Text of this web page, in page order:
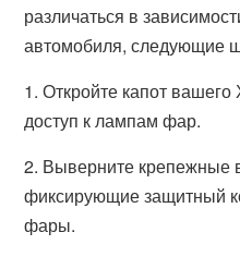
различаться в
автомобиля, следующие
1. Откройте капот
доступ к лампам фар.
2. Выверните крепежные
фиксирующие защитный
фары.